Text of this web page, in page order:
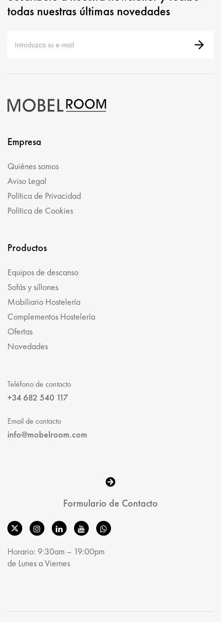
todas nuestras últimas novedades
Empresa
Quiénes somos
Aviso Legal
Política de Privacidad
Política de Cookies
Productos
Equipos de descanso
Sofás y sillones
Mobiliario Hostelería
Complementos Hostelería
Ofertas
Novedades
Teléfono de contacto
+34 682 540 117
Email de contacto
info@mobelroom.com
Formulario de Contacto
Horario: 9:30am – 19:00pm
de Lunes a Viernes